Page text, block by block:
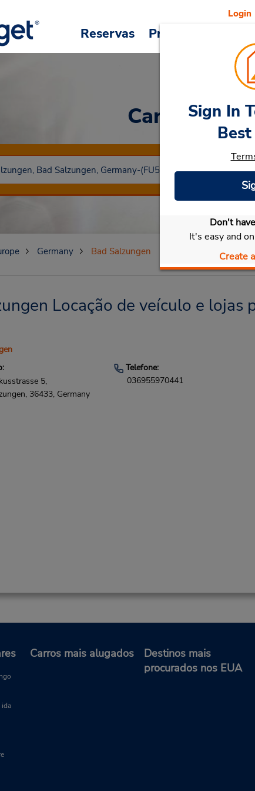
Reservas Promoções
Login
Car Rental
Sign In
Don't
It's easy and
Create
Germany Bad Salzungen
Locação de veículo e lojas
5,
36433, Germany
Telefone:
036955970441
ida
Carros mais alugados
Destinos mais
procurados nos EUA